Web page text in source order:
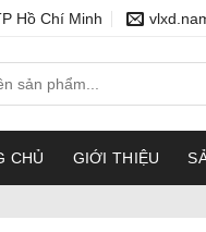
Hồ Chí Minh
CHỦ GIỚI THIỆU